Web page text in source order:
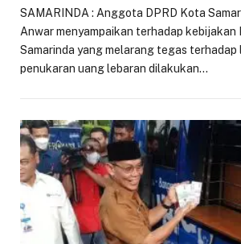
SAMARINDA : Anggota DPRD Kota
Anwar menyampaikan terhadap kebijakan
Samarinda yang melarang tegas terhadap
penukaran uang lebaran dilakukan…